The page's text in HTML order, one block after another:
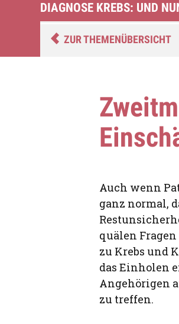
DIAGNOSE KREBS: UND
ZUR THEMENÜBERSICHT
Auch wenn
ganz normal,
quälen
zu Krebs und
das Einholen
Angehörigen
zu treffen.